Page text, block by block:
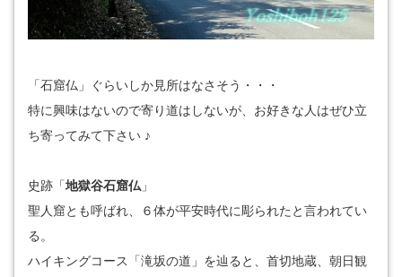
「石窟仏」ぐらいしか見所はなさそう・・・
特に興味はないので寄り道はしないが、お好きな人はぜひ立
ち寄ってみて下さい ♪
史跡「地獄谷石窟仏 」
聖人窟とも呼ばれ、６体が平安時代に彫られたと言われてい
る。
ハイキングコース「滝坂の道」を辿ると、首切地蔵、朝日観